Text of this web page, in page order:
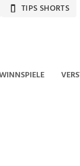
TIPS SHORTS